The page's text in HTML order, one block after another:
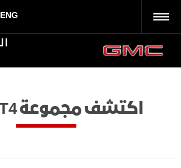
ENG
اكتشف مجموعة GMC AT4